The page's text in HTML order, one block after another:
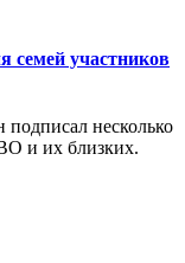
семей участников
несколько
и их близких.